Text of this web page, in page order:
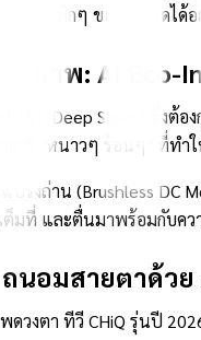
รือมุมเล็กๆ ของคอนโดไ
าพ: AI Eco-
ลึก (Deep Sleep) ซึ่งต้อ
าร "หนาวๆ ร้อนๆ" ที่ทำใ
รงถ่าน (Brushless DC
มที่ และตื่นมาพร้อมกับคว
นอมสายตาด้วย
วงตา ทีวี CHiQ รุ่นปี